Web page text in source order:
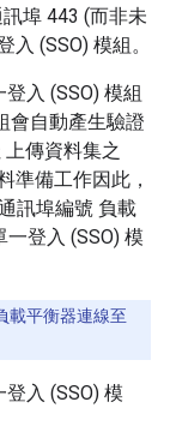
埠 443 (而非未
(SSO) 模組。
入 (SSO) 模組
會自動產生驗證
傳資料集之
準備工作因此，
訊埠編號 負載
登入 (SSO) 模
載平衡器連線至
入 (SSO) 模